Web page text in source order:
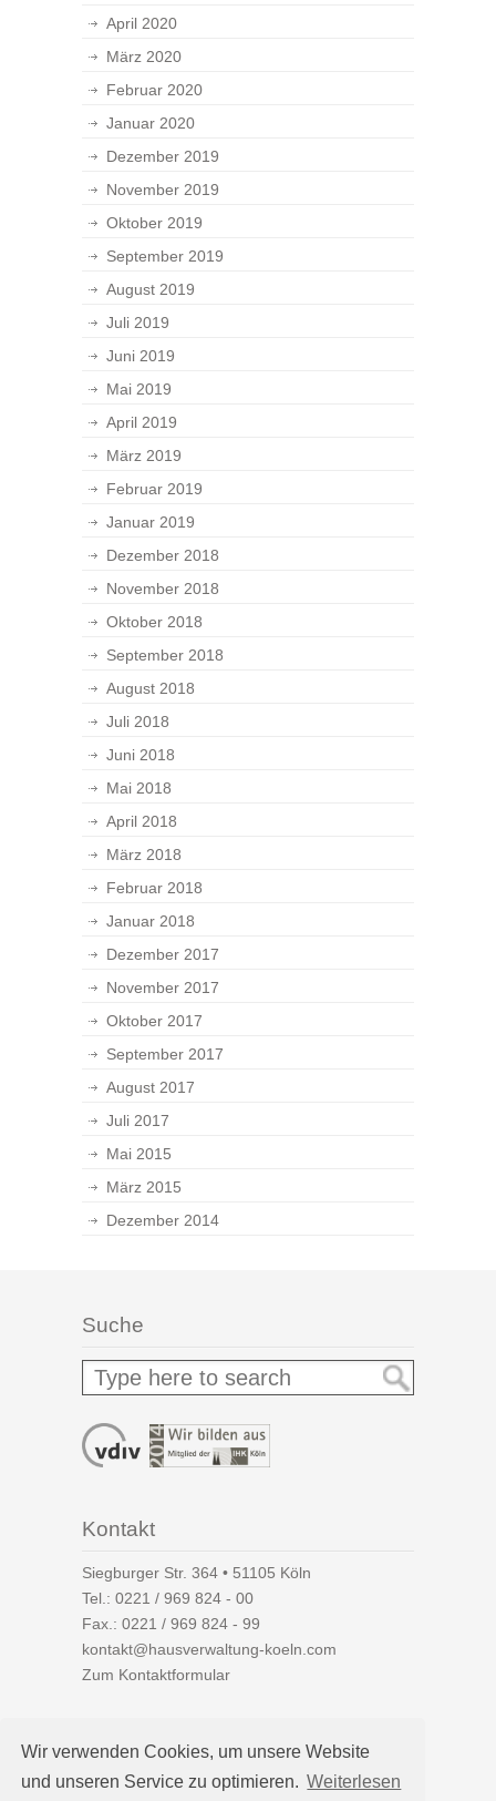
Wir verwenden Cookies, um unsere Website
und unseren Service zu optimieren. Weiterlesen
April 2020
März 2020
Februar 2020
Januar 2020
Dezember 2019
November 2019
Oktober 2019
September 2019
August 2019
Juli 2019
Juni 2019
Mai 2019
April 2019
März 2019
Februar 2019
Januar 2019
Dezember 2018
November 2018
Oktober 2018
September 2018
August 2018
Juli 2018
Juni 2018
Mai 2018
April 2018
März 2018
Februar 2018
Januar 2018
Dezember 2017
November 2017
Oktober 2017
September 2017
August 2017
Juli 2017
Mai 2015
März 2015
Dezember 2014
Suche
Kontakt
Siegburger Str. 364 • 51105 Köln
Tel.: 0221 / 969 824 - 00
Fax.: 0221 / 969 824 - 99
kontakt@hausverwaltung-koeln.com
Zum Kontaktformular
Auf einen Blick